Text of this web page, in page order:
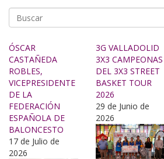
ÓSCAR
CASTAÑEDA
ROBLES,
VICEPRESIDENTE
DE LA
FEDERACIÓN
ESPAÑOLA DE
BALONCESTO
17 de Julio de
2026
3G VALLADOLID
3X3 CAMPEONAS
DEL 3X3 STREET
BASKET TOUR
2026
29 de Junio de
2026